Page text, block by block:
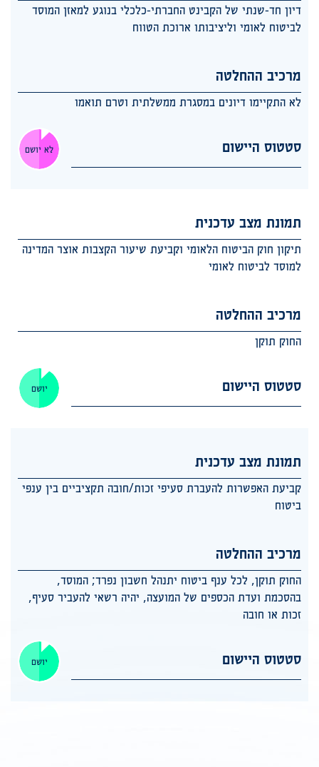
דיון חד-שנתי של הקבינט החברתי-כלכלי בנוגע למאזן המוסד
לביטוח לאומי וליציבותו ארוכת הטווח
מרכיב ההחלטה
לא התקיימו דיונים במסגרת ממשלתית וטרם תואמו
סטטוס היישום לא יושם
תמונת מצב עדכנית
תיקון חוק הביטוח הלאומי וקביעת שיעור הקצבות אוצר המדינה
למוסד לביטוח לאומי
מרכיב ההחלטה
החוק תוקן
סטטוס היישום יושם
תמונת מצב עדכנית
קביעת האפשרות להעברת סעיפי זכות/חובה תקציביים בין ענפי
ביטוח
מרכיב ההחלטה
החוק תוקן, לכל ענף ביטוח יתנהל חשבון נפרד; המוסד,
בהסכמת ועדת הכספים של המועצה, יהיה רשאי להעביר סעיף,
זכות או חובה
סטטוס היישום יושם